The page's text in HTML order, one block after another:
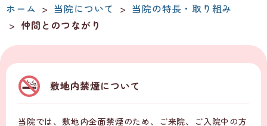
ホーム > 当院について > 当院の特長・取り組み
>仲間とのつながり
敷地内禁煙について
当院では、敷地内全面禁煙のため、ご来院、ご入院中の方